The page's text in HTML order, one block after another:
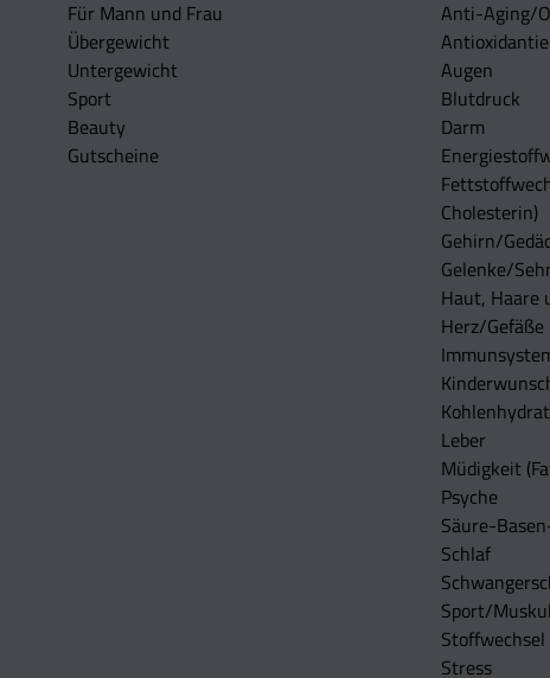
Für Mann und Frau
Übergewicht
Untergewicht
Sport
Beauty
Gutscheine
Anti-Aging/
Augen
Blutdruck
Darm
Cholesterin)
Gehirn/
Gelenke/
Haut, Haare
Herz/Gefäße
Leber
Müdigkeit
Psyche
Säure-
Schlaf
Sport/
Stoffwechsel
Stress